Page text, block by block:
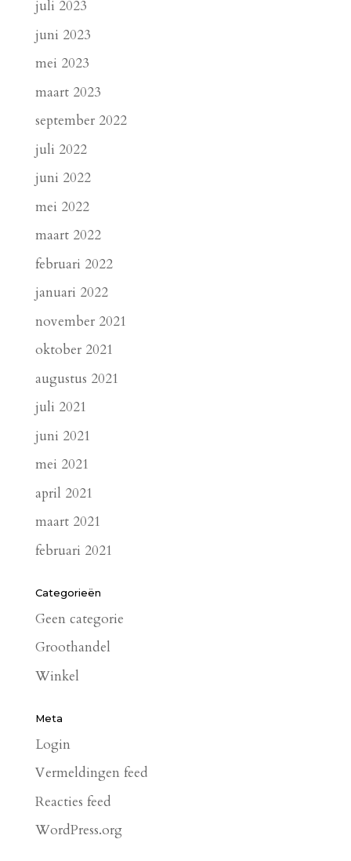
juli 2023
juni 2023
mei 2023
maart 2023
september 2022
juli 2022
juni 2022
mei 2022
maart 2022
februari 2022
januari 2022
november 2021
oktober 2021
augustus 2021
juli 2021
juni 2021
mei 2021
april 2021
maart 2021
februari 2021
Categorieën
Geen categorie
Groothandel
Winkel
Meta
Login
Vermeldingen feed
Reacties feed
WordPress.org